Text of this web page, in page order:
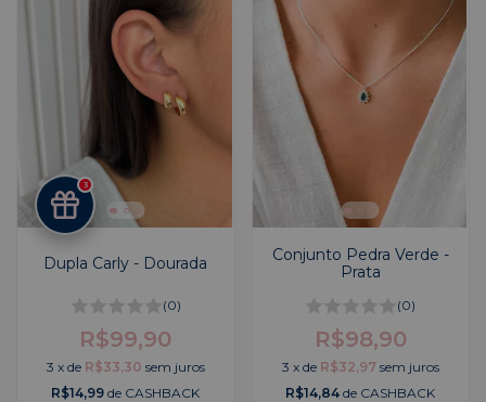
Dupla Carly - Dourada
(0)
R$99,90
3 x de R$33,30 sem juros
R$14,99 de CASHBACK
Conjunto Pedra Verde -
Prata
(0)
R$98,90
3 x de R$32,97 sem juros
R$14,84 de CASHBACK
3